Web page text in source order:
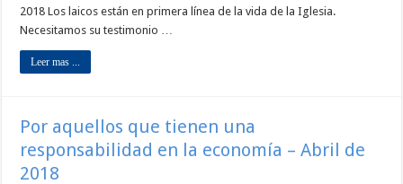
2018 Los laicos están en primera línea de la vida de la Iglesia.
Necesitamos su testimonio …
Leer mas ...
Por aquellos que tienen una
responsabilidad en la economía – Abril de
2018